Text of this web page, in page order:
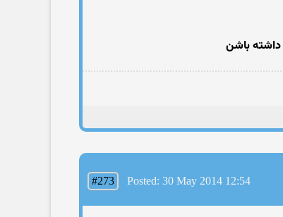
#273 Posted: 30 May 2014 12:54